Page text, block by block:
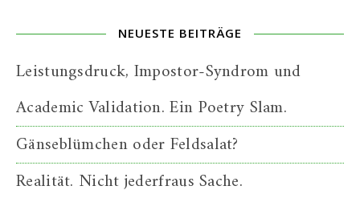
NEUESTE BEITRÄGE
Leistungsdruck, Impostor-Syndrom und
Academic Validation. Ein Poetry Slam.
Gänseblümchen oder Feldsalat?
Realität. Nicht jederfraus Sache.